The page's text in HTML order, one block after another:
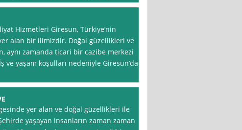
Hizmetleri Giresun, Türkiye’nin
alan bir ilimizdir. Doğal güzellikleri ve
zamanda ticari bir cazibe merkezi
yaşam koşulları nedeniyle Giresun’dan
yer alan ve doğal güzellikleri ile
yaşayan insanların zaman zaman